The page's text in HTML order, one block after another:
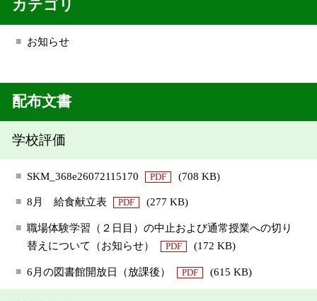
カテゴリ
お知らせ
配布文書
学校評価
SKM_368e26072115170 PDF (708 KB)
8月 給食献立表 PDF (277 KB)
職場体験学習（２日目）の中止および通常授業への切り
替えについて（お知らせ）
PDF (172 KB)
6月の図書館開放日（放課後） PDF (615 KB)